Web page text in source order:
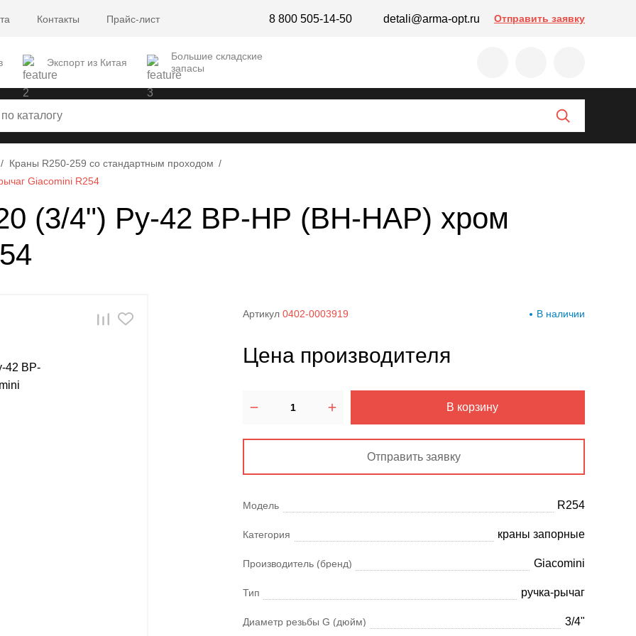
Контакты Прайс-лист 8 800 505-14-50 detali@arma-opt.ru Отправить заявку
Экспорт из Китая
Большие складские
запасы
Краны R250-259 со стандартным проходом
Giacomini R254
(3/4") Ру-42 ВР-НР (ВН-НАР) хром
Артикул 0402-0003919 В наличии
Цена производителя
В корзину
Отправить заявку
Модель R254
Категория краны запорные
Производитель (бренд) Giacomini
Тип ручка-рычаг
Диаметр резьбы G (дюйм) 3/4"